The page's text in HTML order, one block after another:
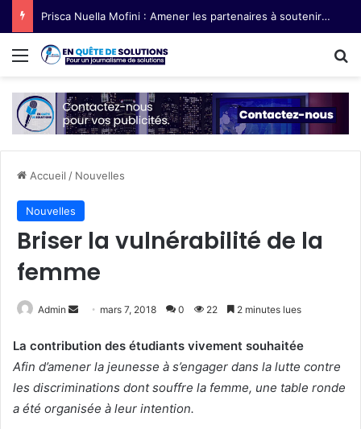
Prisca Nuella Mofini : Amener les partenaires à soutenir les exploitations agricoles féminines
Menu
Accueil / Nouvelles
Nouvelles
Briser la vulnérabilité de la
femme
Admin
v
o
y
e
mars 7, 2018 0 22 2 minutes lues
La contribution des étudiants vivement souhaitée
Afin d’amener la jeunesse à s’engager dans la lutte contre
les discriminations dont souffre la femme, une table ronde
a été organisée à leur intention.